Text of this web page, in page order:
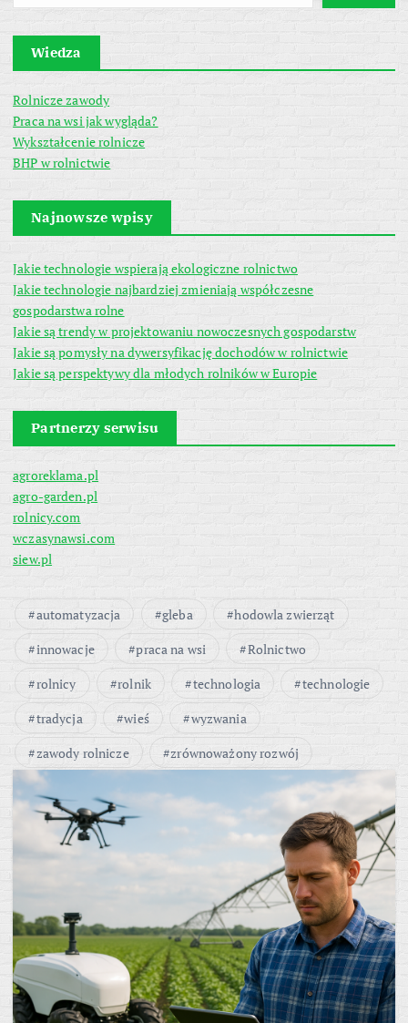
Wiedza
Rolnicze zawody
Praca na wsi jak wygląda?
Wykształcenie rolnicze
BHP w rolnictwie
Najnowsze wpisy
Jakie technologie wspierają ekologiczne rolnictwo
Jakie technologie najbardziej zmieniają współczesne
gospodarstwa rolne
Jakie są trendy w projektowaniu nowoczesnych gospodarstw
Jakie są pomysły na dywersyfikację dochodów w rolnictwie
Jakie są perspektywy dla młodych rolników w Europie
Partnerzy serwisu
agroreklama.pl
agro-garden.pl
rolnicy.com
wczasynawsi.com
siew.pl
automatyzacja gleba
hodowla zwierząt
innowacje
praca na wsi
Rolnictwo
rolnicy
rolnik technologia
technologie
tradycja
wieś
wyzwania
zawody rolnicze
zrównoważony rozwój